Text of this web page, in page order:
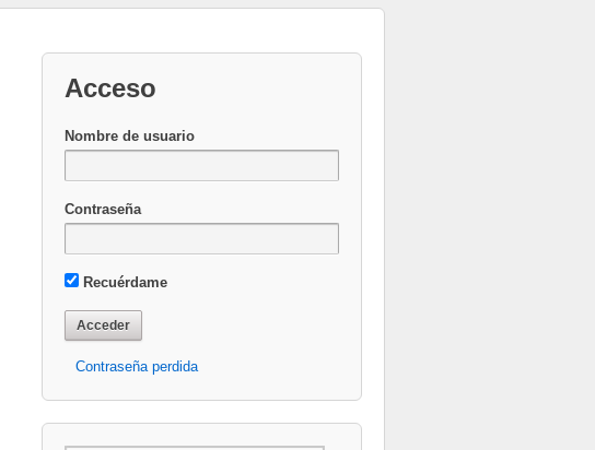
Acceso
Nombre de usuario
Contraseña
Recuérdame
Contraseña perdida